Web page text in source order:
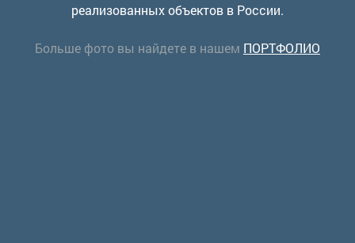
реализованных объектов в России.
Больше фото вы найдете в нашем ПОРТФОЛИО